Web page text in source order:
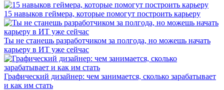
15 навыков геймера, которые помогут построить карьеру
Ты не станешь разработчиком за полгода, но можешь начать
карьеру в ИТ уже сейчас
Графический дизайнер: чем занимается, сколько зарабатывает
и как им стать